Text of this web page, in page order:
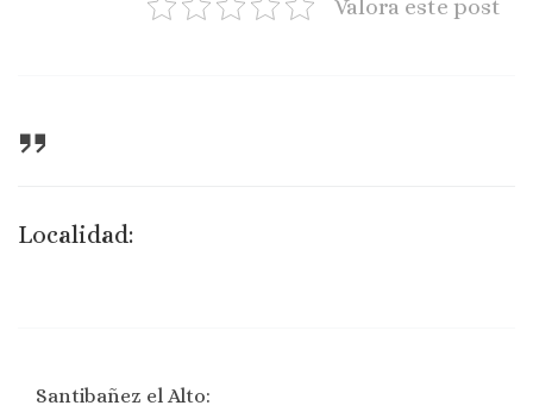
Valora este post
Localidad:
Santibañez el Alto: